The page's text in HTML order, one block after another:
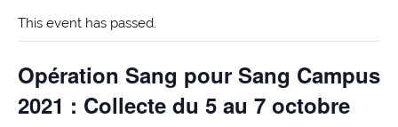
This event has passed.
Opération Sang pour Sang Campus
2021 : Collecte du 5 au 7 octobre